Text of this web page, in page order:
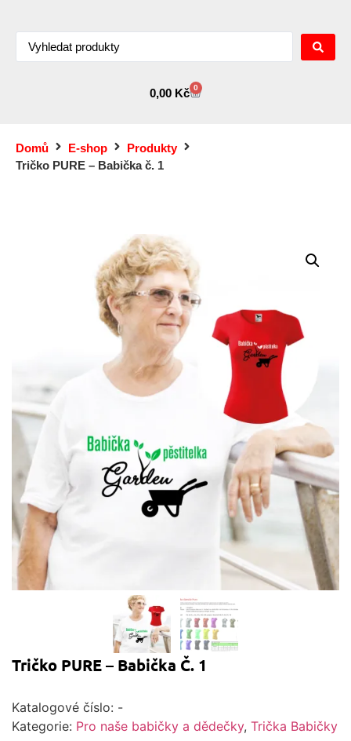
0,00 Kč 0
Domů E-shop
Produkty
Tričko PURE – Babička č. 1
Tričko PURE – Babička Č. 1
Katalogové číslo: -
Kategorie: Pro naše babičky a dědečky, Trička Babičky